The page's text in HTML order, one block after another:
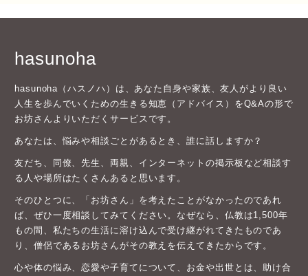
hasunoha
hasunoha（ハスノハ）は、あなた自身や家族、友人がより良い
人生を歩んでいくための生きる知恵（アドバイス）をQ&Aの形で
お坊さんよりいただくサービスです。
あなたは、悩みや相談ごとがあるとき、誰に話しますか？
友だち、同僚、先生、両親、インターネットの掲示板など相談す
る人や場所はたくさんあると思います。
そのひとつに、「お坊さん」を考えたことがなかったのであれ
ば、ぜひ一度相談してみてください。なぜなら、仏教は1,500年
もの間、私たちの生活に溶け込んで受け継がれてきたものであ
り、僧侶であるお坊さんがその教えを伝えてきたからです。
心や体の悩み、恋愛や子育てについて、お金や出世とは、助け合